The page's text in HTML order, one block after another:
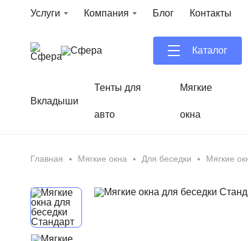
Услуги Компания Блог Контакты
Каталог
Вкладыши
Тенты для
авто
Мягкие
окна
Главная Мягкие окна Для беседки Мягкие